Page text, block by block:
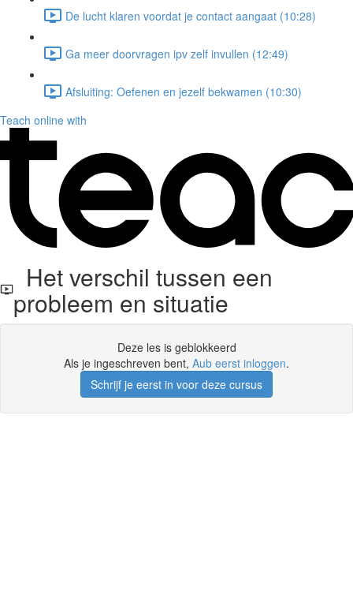
De lucht klaren voordat je contact aangaat (10:28)
Ga meer doorvragen ipv zelf invullen (12:49)
Afsluiting: Oefenen en jezelf bekwamen (10:30)
Teach online with
Het verschil tussen een
probleem en situatie
Deze les is geblokkeerd
Als je ingeschreven bent, Aub eerst inloggen.
Schrijf je eerst in voor deze cursus